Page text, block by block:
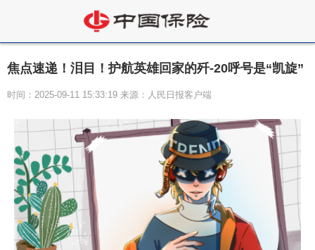
焦点速递！泪目！护航英雄回家的歼-20呼号是“凯旋”
时间：2025-09-11 15:33:19 来源：人民日报客户端